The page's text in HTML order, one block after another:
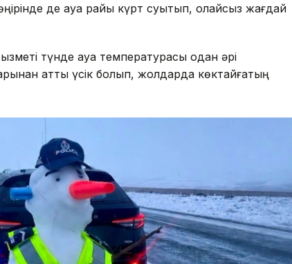
де ауа райы күрт суытып, қолайсыз жағдай
түнде ауа температурасы одан әрі
қатты үсік болып, жолдарда көктайғақтың